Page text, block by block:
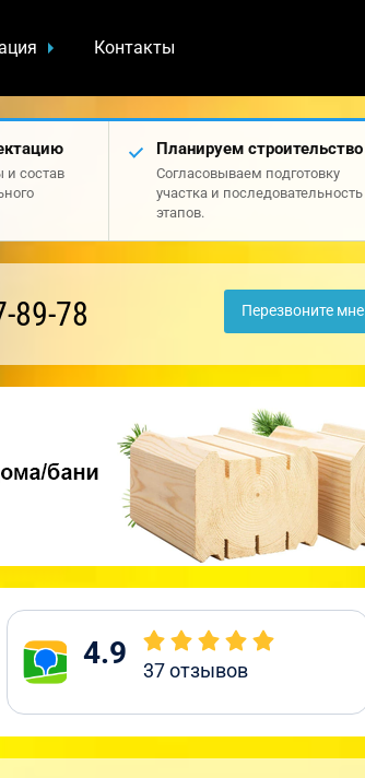
Контакты
и состав
Планируем строительство
Согласовываем подготовку
участка и последовательность
этапов.
89-78 Перезвоните мне
4.9 37отзывов